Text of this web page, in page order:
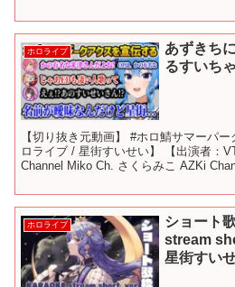
ホロライブ
あずきち
るすいち
【切り抜き元動画】 #ホロ鯖サマーパ
ロライブ / 星街すいせい】 【出演者：
Channel Miko Ch. さくらみこ AZKi
ホロライブ
ショート
stream
星街すいせ